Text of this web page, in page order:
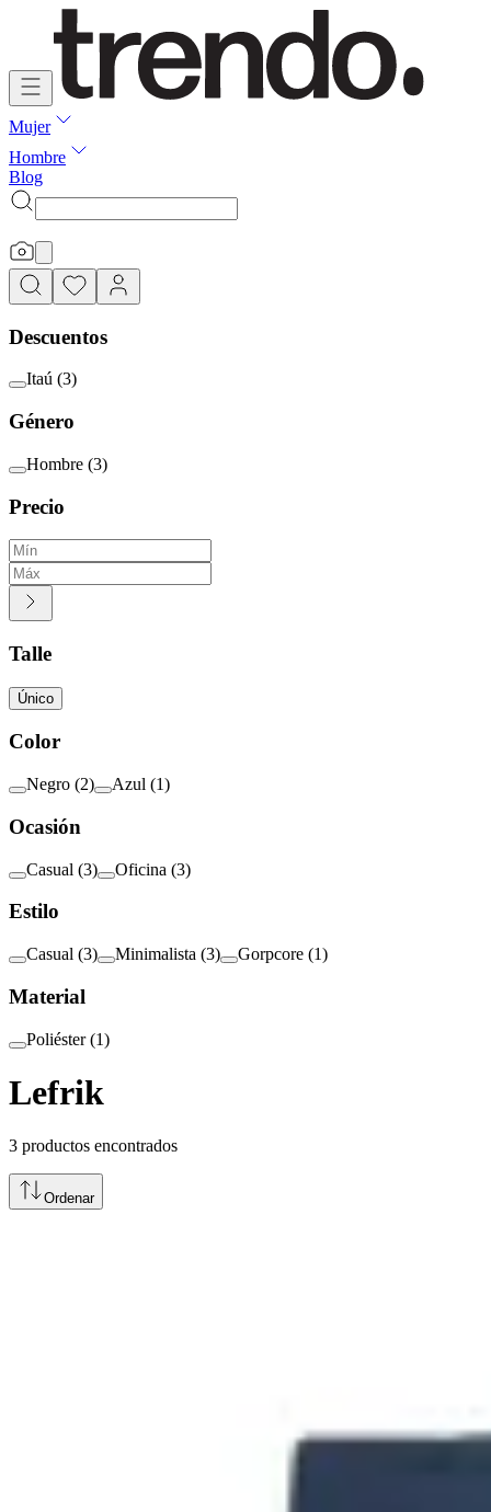
Mujer
Hombre
Blog
Descuentos
Itaú (3)
Género
Hombre (3)
Precio
Talle
Único
Color
Negro (2) Azul (1)
Ocasión
Casual (3) Oficina (3)
Estilo
Casual (3) Minimalista (3) Gorpcore (1)
Material
Poliéster (1)
Lefrik
3 productos encontrados
Ordenar